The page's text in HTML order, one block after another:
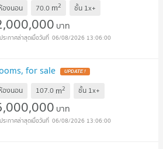
องนอน 70.0 m2 ชั้น 1x+
บาท
06/08/2026 13:06:00
for sale UPDATE !
องนอน 107.0 m2 ชั้น 1x+
บาท
06/08/2026 13:06:00